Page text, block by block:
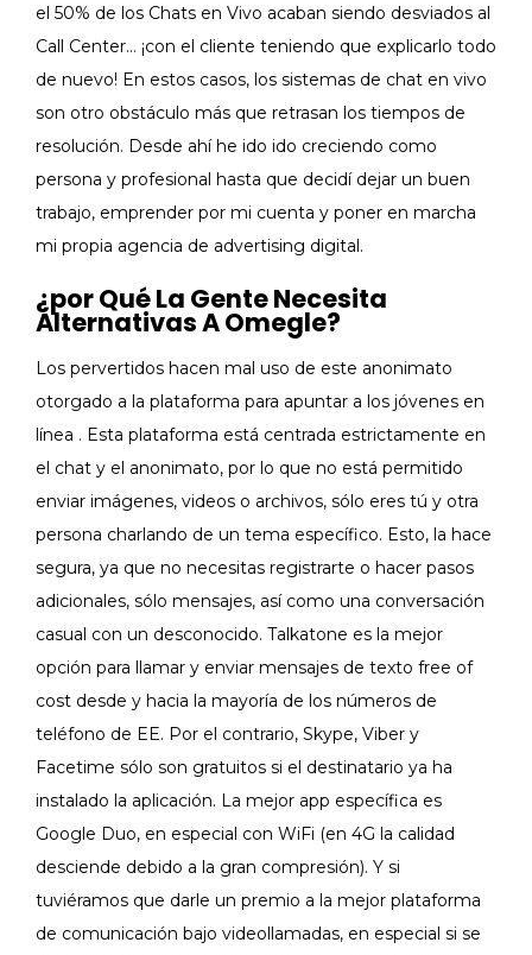
el 50% de los Chats en Vivo acaban siendo desviados al
Call Center… ¡con el cliente teniendo que explicarlo todo
de nuevo! En estos casos, los sistemas de chat en vivo
son otro obstáculo más que retrasan los tiempos de
resolución. Desde ahí he ido ido creciendo como
persona y profesional hasta que decidí dejar un buen
trabajo, emprender por mi cuenta y poner en marcha
mi propia agencia de advertising digital.
¿por Qué La Gente Necesita
Alternativas A Omegle?
Los pervertidos hacen mal uso de este anonimato
otorgado a la plataforma para apuntar a los jóvenes en
línea . Esta plataforma está centrada estrictamente en
el chat y el anonimato, por lo que no está permitido
enviar imágenes, videos o archivos, sólo eres tú y otra
persona charlando de un tema específico. Esto, la hace
segura, ya que no necesitas registrarte o hacer pasos
adicionales, sólo mensajes, así como una conversación
casual con un desconocido. Talkatone es la mejor
opción para llamar y enviar mensajes de texto free of
cost desde y hacia la mayoría de los números de
teléfono de EE. Por el contrario, Skype, Viber y
Facetime sólo son gratuitos si el destinatario ya ha
instalado la aplicación. La mejor app específica es
Google Duo, en especial con WiFi (en 4G la calidad
desciende debido a la gran compresión). Y si
tuviéramos que darle un premio a la mejor plataforma
de comunicación bajo videollamadas, en especial si se